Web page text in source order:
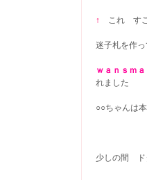
↑ これ すご
迷子札を作
ｗａｎｓｍ
れました
○○ちゃんは
少しの間 ド